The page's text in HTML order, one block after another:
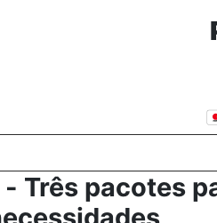
- Três pacotes